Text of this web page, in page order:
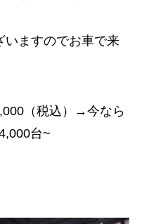
いますのでお車で来
（税込）→今なら
台~